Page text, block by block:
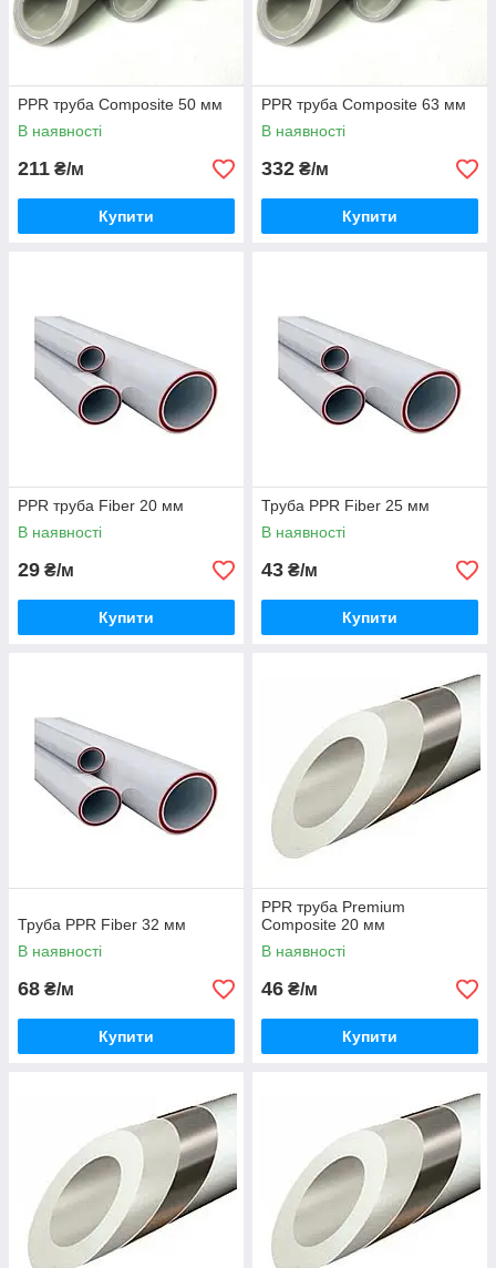
PPR труба Composite 50 мм
В наявності
211 ₴/м
Купити
PPR труба Composite 63 мм
В наявності
332 ₴/м
Купити
PPR труба Fiber 20 мм
В наявності
29 ₴/м
Купити
Труба PPR Fiber 25 мм
В наявності
43 ₴/м
Купити
Труба PPR Fiber 32 мм
В наявності
68 ₴/м
Купити
PPR труба Premium
Composite 20 мм
В наявності
46 ₴/м
Купити